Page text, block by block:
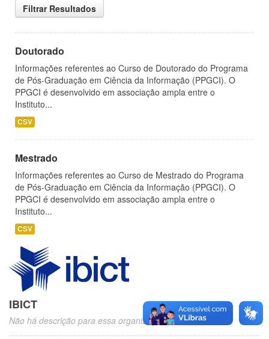
Filtrar Resultados
Doutorado
Informações referentes ao Curso de Doutorado do Programa
de Pós-Graduação em Ciência da Informação (PPGCI). O
PPGCI é desenvolvido em associação ampla entre o
Instituto...
CSV
Mestrado
Informações referentes ao Curso de Mestrado do Programa
de Pós-Graduação em Ciência da Informação (PPGCI). O
PPGCI é desenvolvido em associação ampla entre o
Instituto...
CSV
IBICT
Não há descrição para essa organização